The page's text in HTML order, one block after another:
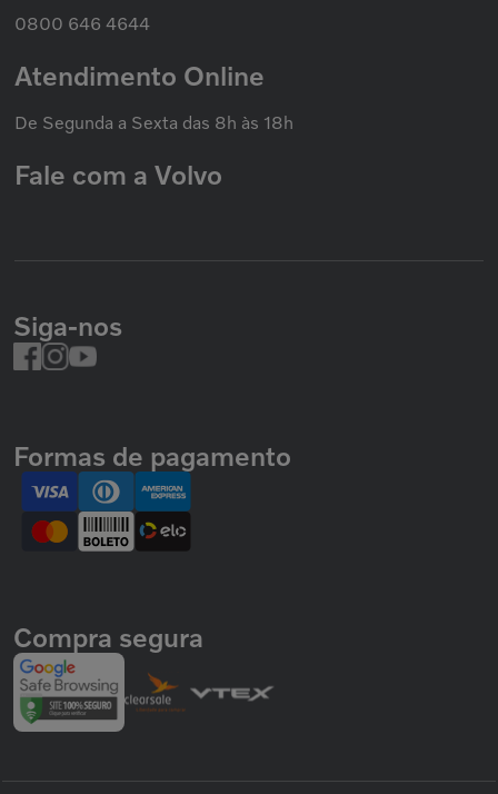
0800 646 4644
Atendimento Online
De Segunda a Sexta das 8h às 18h
Fale com a Volvo
Siga-nos
Formas de pagamento
Compra segura